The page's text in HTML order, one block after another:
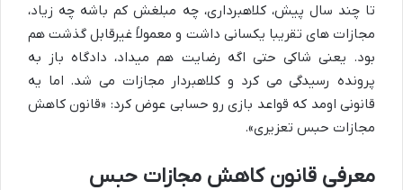
تا چند سال پیش، کلاهبرداری، چه مبلغش کم باشه چه زیاد،
مجازات های تقریبا یکسانی داشت و معمولاً غیرقابل گذشت هم
بود. یعنی شاکی حتی اگه رضایت هم میداد، دادگاه باز به
پرونده رسیدگی می کرد و کلاهبردار مجازات می شد. اما یه
قانونی اومد که قواعد بازی رو حسابی عوض کرد: «قانون کاهش
مجازات حبس تعزیری».
معرفی قانون کاهش مجازات حبس